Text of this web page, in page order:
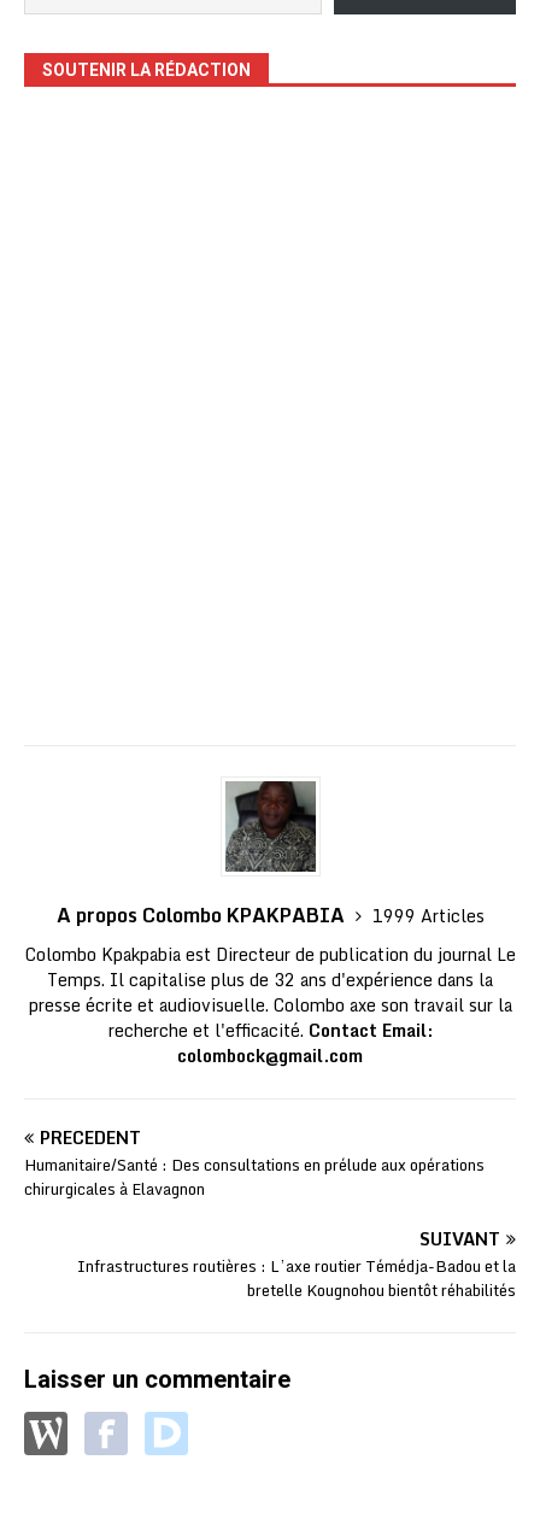
SOUTENIR LA RÉDACTION
A propos Colombo KPAKPABIA
1999 Articles
Colombo Kpakpabia est Directeur de publication du journal Le
Temps. Il capitalise plus de 32 ans d'expérience dans la
presse écrite et audiovisuelle. Colombo axe son travail sur la
recherche et l'efficacité. Contact Email:
colombock@gmail.com
PRÉCÉDENT
Humanitaire/Santé : Des consultations en prélude aux opérations
chirurgicales à Elavagnon
SUIVANT
Infrastructures routières : L’axe routier Témédja-Badou et la
bretelle Kougnohou bientôt réhabilités
Laisser un commentaire